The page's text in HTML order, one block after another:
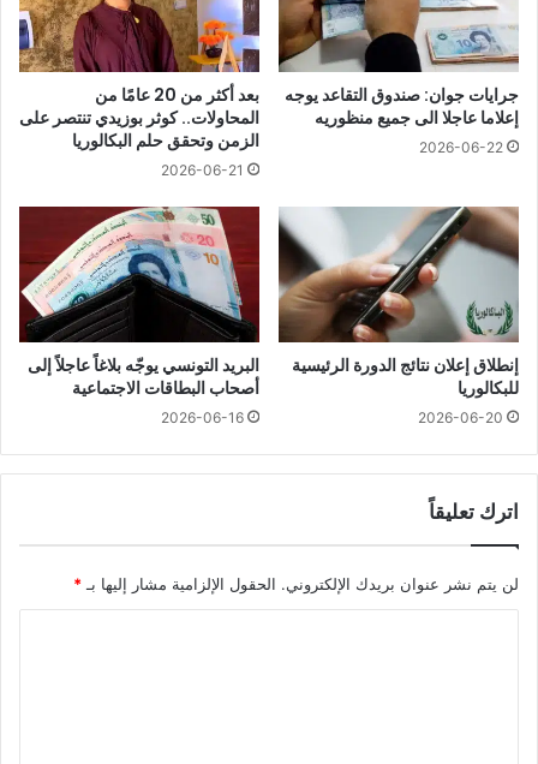
جرايات جوان: صندوق التقاعد يوجه
إعلاما عاجلا الى جميع منظوريه
2026-06-22
بعد أكثر من 20 عامًا من
المحاولات.. كوثر بوزيدي تنتصر على
الزمن وتحقق حلم البكالوريا
2026-06-21
إنطلاق إعلان نتائج الدورة الرئيسية
للبكالوريا
2026-06-20
البريد التونسي يوجّه بلاغاً عاجلاً إلى
أصحاب البطاقات الاجتماعية
2026-06-16
اترك تعليقاً
لن يتم نشر عنوان بريدك الإلكتروني. الحقول الإلزامية مشار إليها بـ *